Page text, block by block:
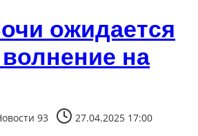
ожидается
на
93 27.04.2025 17:00